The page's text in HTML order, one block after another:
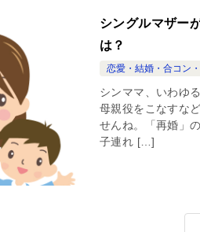
シングルマザー
は？
恋愛・結婚・合コン
シンママ、いわゆ
母親役をこなすな
せんね。「再婚」
子連れ […]